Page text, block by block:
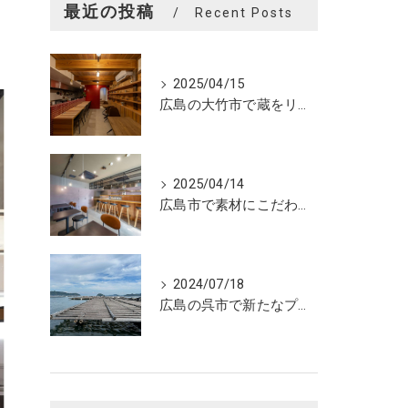
最近の投稿 Recent Posts
2025/04/15
広島の大竹市で蔵をリノベーションしたカフェの設計。店舗設計、店舗デザインはasazu design office
2025/04/14
広島市で素材にこだわった魅力的なおにぎり屋さんの設計。店舗設計、店舗デザインはasazu design office
2024/07/18
広島の呉市で新たなプロジェクトの現調